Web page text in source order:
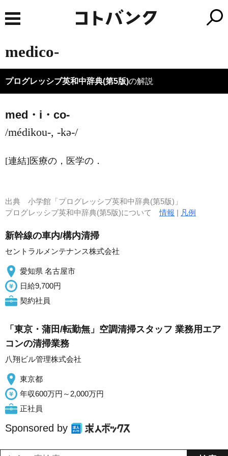
medico-
プログレッシブ英和中辞典(第5版)の解説
med・i・co-
/médikou-, -kə-/
[連結] 医療の，医学の ．
出典 小学館「プログレッシブ英和中辞典(第5版)」
プログレッシブ英和中辞典(第5版)について情報 | 凡例
新幹線の車内/構内清掃
セントラルメンテナンス株式会社
愛知県 名古屋市
日給9,700円
契約社員
「東京・蒲田/転勤無」空調清掃スタッフ 業務用エア
コンの清掃業務
八翔ビル管理株式会社
東京都
年収600万円～2,000万円
正社員
Sponsored by